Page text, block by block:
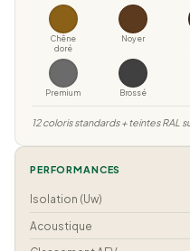
Chêne
doré
Noyer
Premium Brossé
12 coloris standards + teintes RAL
PERFORMANCES
Isolation (Uw)
Acoustique